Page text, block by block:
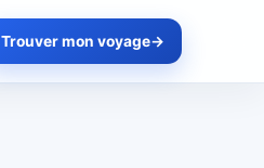
Trouver mon voyage→